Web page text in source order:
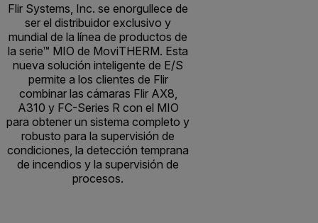
Flir Systems, Inc. se enorgullece de
ser el distribuidor exclusivo y
mundial de la línea de productos de
la serie™ MIO de MoviTHERM. Esta
nueva solución inteligente de E/S
permite a los clientes de Flir
combinar las cámaras Flir AX8,
A310 y FC-Series R con el MIO
para obtener un sistema completo y
robusto para la supervisión de
condiciones, la detección temprana
de incendios y la supervisión de
procesos.